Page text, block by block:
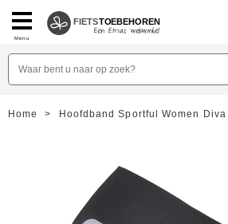
Menu
FIETSTOEBEHOREN
Home > Hoofdband Sportful Women